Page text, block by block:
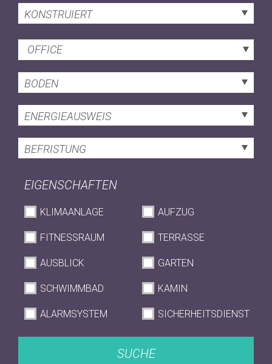
KONSTRUIERT
OFFICE
BODEN
ENERGIEAUSWEIS
BEFRISTUNG
EIGENSCHAFTEN
KLIMAANLAGE AUFZUG
FITNESSRAUM TERRASSE
AUSBLICK GARTEN
SCHWIMMBAD KAMIN
ALARMSYSTEM SICHERHEITSDIENST
SUCHE